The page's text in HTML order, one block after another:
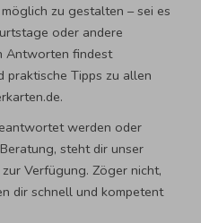
zu gestalten – sei es
oder andere
Antworten findest
praktische Tipps zu allen
werden oder
steht dir unser
Verfügung. Zöger nicht,
dir schnell und kompetent